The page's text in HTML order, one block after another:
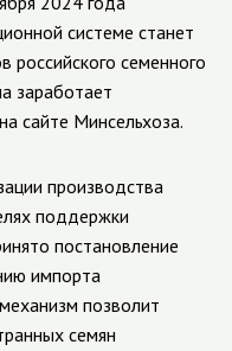
системе станет
российского семенного
заработает
сайте Минсельхоза.
производства
поддержки
постановление
импорта
позволит
семян